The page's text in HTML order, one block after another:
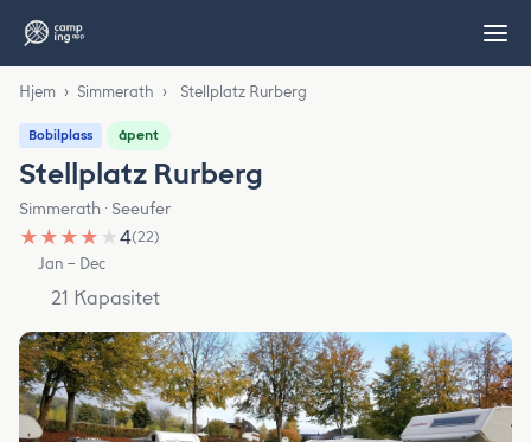
Hjem › Simmerath › Stellplatz Rurberg
Bobilplass åpent
Stellplatz Rurberg
Simmerath · Seeufer
★ ★ ★ ★ ★4(22)
Jan – Dec
21 Kapasitet